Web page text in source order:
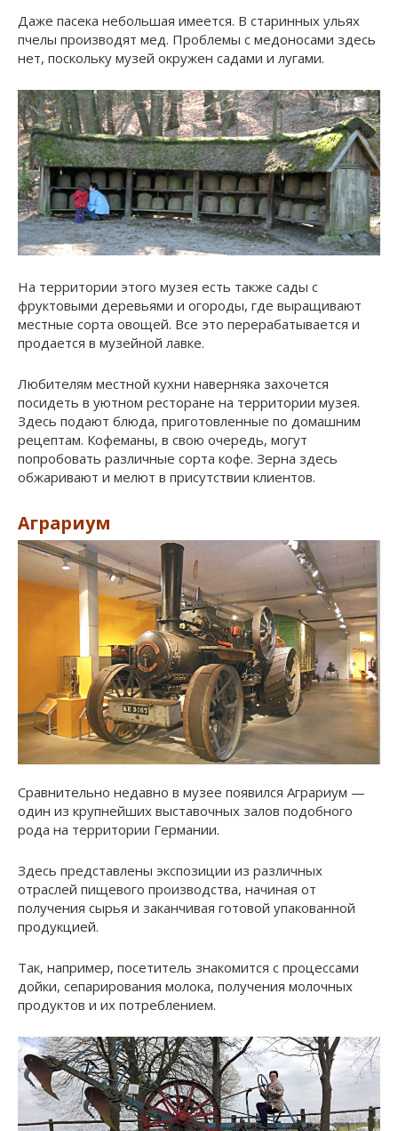
Даже пасека небольшая имеется. В старинных ульях
пчелы производят мед. Проблемы с медоносами здесь
нет, поскольку музей окружен садами и лугами.
На территории этого музея есть также сады с
фруктовыми деревьями и огороды, где выращивают
местные сорта овощей. Все это перерабатывается и
продается в музейной лавке.
Любителям местной кухни наверняка захочется
посидеть в уютном ресторане на территории музея.
Здесь подают блюда, приготовленные по домашним
рецептам. Кофеманы, в свою очередь, могут
попробовать различные сорта кофе. Зерна здесь
обжаривают и мелют в присутствии клиентов.
Аграриум
Сравнительно недавно в музее появился Аграриум —
один из крупнейших выставочных залов подобного
рода на территории Германии.
Здесь представлены экспозиции из различных
отраслей пищевого производства, начиная от
получения сырья и заканчивая готовой упакованной
продукцией.
Так, например, посетитель знакомится с процессами
дойки, сепарирования молока, получения молочных
продуктов и их потреблением.